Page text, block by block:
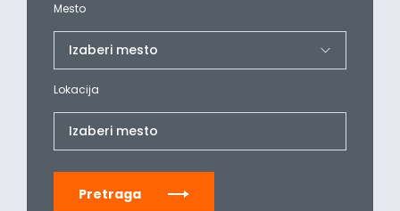
Mesto
Lokacija
Izaberi mesto
Pretraga